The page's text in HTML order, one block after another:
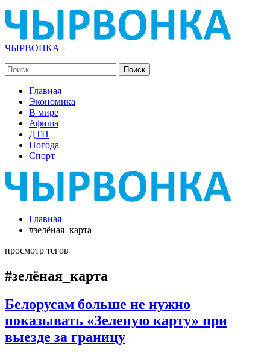
ЧЫРВОНКА -
Главная
Экономика
В мире
Афиша
ДТП
Погода
Спорт
Главная
#зелёная_карта
просмотр тегов
#зелёная_карта
Белорусам больше не нужно
показывать «Зеленую карту» при
выезде за границу